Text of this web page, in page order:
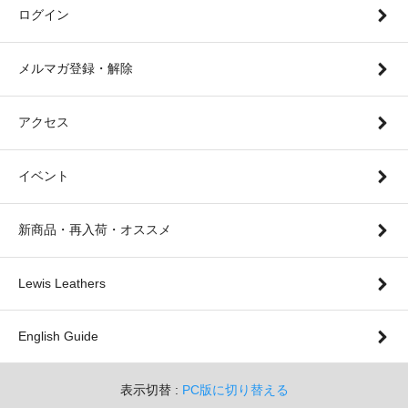
ログイン
メルマガ登録・解除
アクセス
イベント
新商品・再入荷・オススメ
Lewis Leathers
English Guide
表示切替 : PC版に切り替える